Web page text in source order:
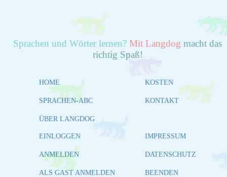
Sprachen und Wörter lernen? Mit Langdog macht das
richtig Spaß!
HOME
SPRACHEN-ABC
ÜBER LANGDOG
KOSTEN
KONTAKT
EINLOGGEN
ANMELDEN
ALS GAST ANMELDEN
IMPRESSUM
DATENSCHUTZ
BEENDEN